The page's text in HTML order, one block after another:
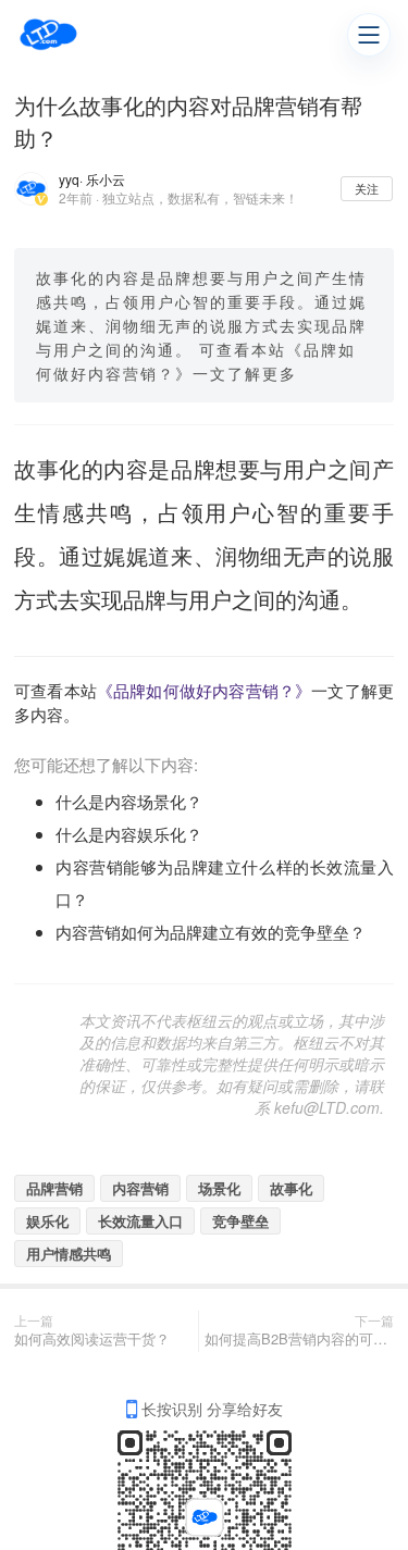
为什么故事化的内容对品牌营销有帮
助？
yyq· 乐小云
2年前 · 独立站点，数据私有，智链未来！
关注
故事化的内容是品牌想要与用户之间产生情
感共鸣，占领用户心智的重要手段。通过娓
娓道来、润物细无声的说服方式去实现品牌
与用户之间的沟通。 可查看本站《品牌如
何做好内容营销？》一文了解更多
故事化的内容是品牌想要与用户之间产
生情感共鸣，占领用户心智的重要手
段。通过娓娓道来、润物细无声的说服
方式去实现品牌与用户之间的沟通。
可查看本站《品牌如何做好内容营销？》一文了解更
多内容。
您可能还想了解以下内容:
什么是内容场景化？
什么是内容娱乐化？
内容营销能够为品牌建立什么样的长效流量入
口？
内容营销如何为品牌建立有效的竞争壁垒？
本文资讯不代表枢纽云的观点或立场，其中涉
及的信息和数据均来自第三方。枢纽云不对其
准确性、可靠性或完整性提供任何明示或暗示
的保证，仅供参考。如有疑问或需删除，请联
系 kefu@LTD.com.
品牌营销 内容营销 场景化
故事化
娱乐化
长效流量入口
竞争壁垒
用户情感共鸣
上一篇
如何高效阅读运营干货？
下一篇
如何提高B2B营销内容的可信度？
长按识别 分享给好友